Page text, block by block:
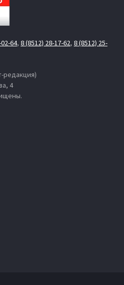
64, 8 (8512) 28-17-62, 8 (8512) 25-
редакция)
4